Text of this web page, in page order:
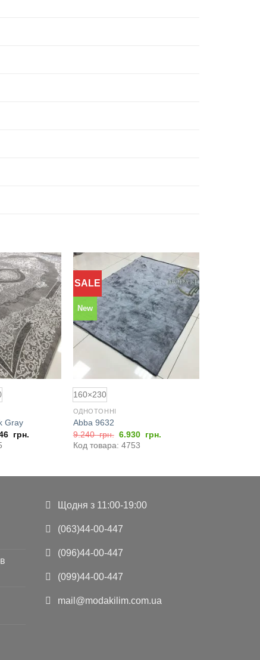
Додати
до
обраного
Gray
грн.
SALE
New
Додати
до
обраного
160×230
ОДНОТОННІ
Abba 9632
9.240грн. Оригінальна
ціна:
9.240
6.930 грн.
Код товара: 4753
Щодня з 11:00-19:00
(063)44-00-447
(096)44-00-447
(099)44-00-447
mail@modakilim.com.ua